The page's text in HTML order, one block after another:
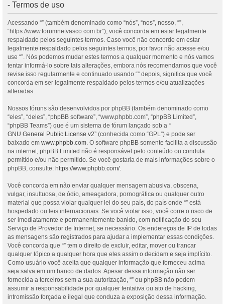
- Termos de uso
Acessando “” (também denominado como “nós”, “nos”, nosso, “”,
“https://www.forumnetvasco.com.br”), você concorda em estar legalmente
respaldado pelos seguintes termos. Caso você não concorde em estar
legalmente respaldado pelos seguintes termos, por favor não acesse e/ou
use “”. Nós podemos mudar estes termos a qualquer momento e nós vamos
tentar informá-lo sobre tais alterações, embora nós recomendamos que você
revise isso regularmente e continuado usando “” depois, significa que você
concorda em ser legalmente respaldado pelos termos e/ou atualizações
alteradas.
Nossos fóruns são desenvolvidos por phpBB (também denominado como
“eles”, “deles”, “phpBB software”, “www.phpbb.com”, “phpBB Limited”,
“phpBB Teams”) que é um sistema de fórum lançado sob a “
GNU General Public License v2” (conhecida como “GPL”) e pode ser
baixado em www.phpbb.com. O software phpBB somente facilita a discussão
na internet; phpBB Limited não é responsável pelo conteúdo ou conduta
permitido e/ou não permitido. Se você gostaria de mais informações sobre o
phpBB, consulte: https://www.phpbb.com/.
Você concorda em não enviar qualquer mensagem abusiva, obscena,
vulgar, insultuosa, de ódio, ameaçadora, pornográfica ou qualquer outro
material que possa violar qualquer lei do seu país, do país onde “” está
hospedado ou leis internacionais. Se você violar isso, você corre o risco de
ser imediatamente e permanentemente banido, com notificação do seu
Serviço de Provedor de Internet, se necessário. Os endereços de IP de todas
as mensagens são registrados para ajudar a implementar essas condições.
Você concorda que “” tem o direito de excluir, editar, mover ou trancar
qualquer tópico a qualquer hora que eles assim o decidam e seja implícito.
Como usuário você aceita que qualquer informação que forneceu acima
seja salva em um banco de dados. Apesar dessa informação não ser
fornecida a terceiros sem a sua autorização, “” ou phpBB não podem
assumir a responsabilidade por qualquer tentativa ou ato de hacking,
intromissão forçada e ilegal que conduza a exposição dessa informação.